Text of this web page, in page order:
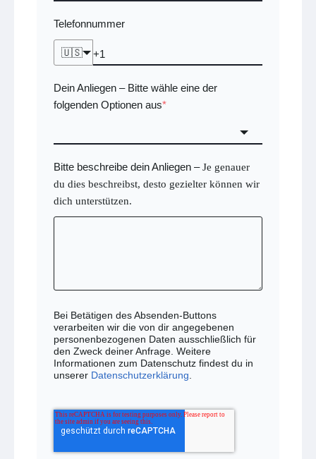
Telefonnummer
🇺🇸
Dein Anliegen –Bitte wähle eine der
folgenden Optionen aus*
Bitte beschreibe dein Anliegen – Je genauer
du dies beschreibst, desto gezielter können wir
dich unterstützen.
Bei Betätigen des Absenden-Buttons
verarbeiten wir die von dir angegebenen
personenbezogenen Daten ausschließlich für
den Zweck deiner Anfrage. Weitere
Informationen zum Datenschutz findest du in
unserer Datenschutzerklärung